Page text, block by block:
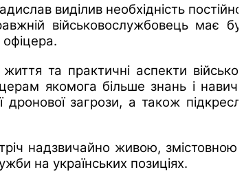
виділив необхідність
військовослужбовець має
та практичні аспекти
якомога більше знань і
дронової загрози, а також
надзвичайно живою, змістовною
на українських позиціях.